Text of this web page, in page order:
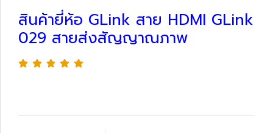
สินค้ายี่ห้อ GLink สาย HDMI GLink
029 สายส่งสัญญาณภาพ